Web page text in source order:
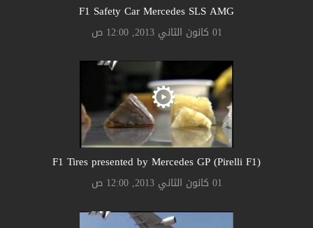
F1 Safety Car Mercedes SLS AMG
01 كانون الثاني 2013, 12:00 ص
F1 Tires presented by Mercedes GP (Pirelli F1)
01 كانون الثاني 2013, 12:00 ص